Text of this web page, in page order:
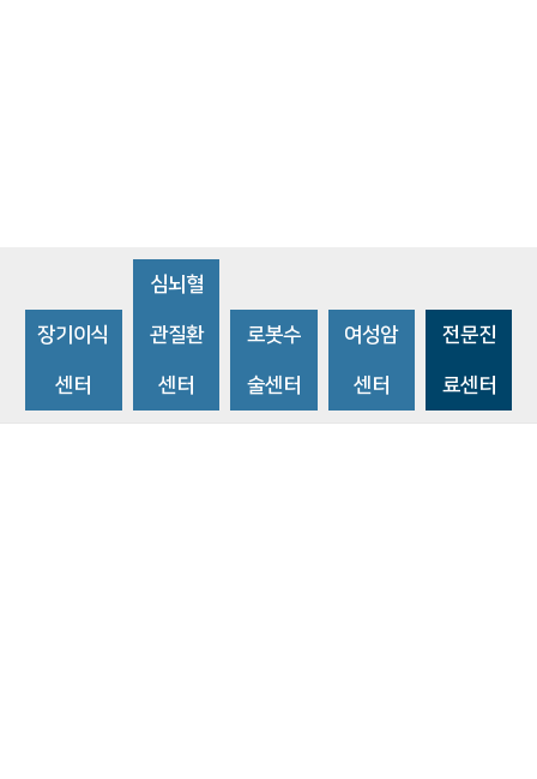
장기이식
센터
심뇌혈
관질환
센터
로봇수
술센터
여성암
센터
전문진
료센터